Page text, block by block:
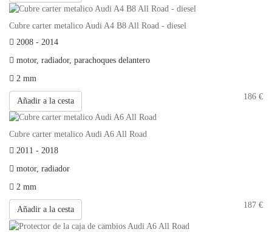
Cubre carter metalico Audi A4 B8 All Road - diesel
2008 - 2014
motor, radiador, parachoques delantero
2 mm
Añadir a la cesta 186 €
Cubre carter metalico Audi A6 All Road
2011 - 2018
motor, radiador
2 mm
Añadir a la cesta 187 €